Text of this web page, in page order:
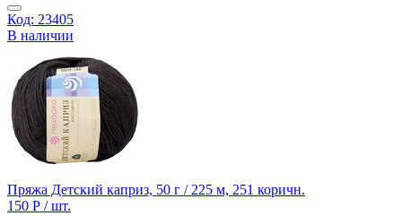
Код: 23405
В наличии
Пряжа Детский каприз, 50 г / 225 м, 251 коричн.
150 Р / шт.